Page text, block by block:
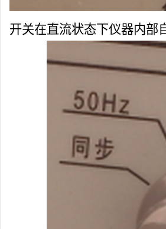
开关在直流状态下仪器内部